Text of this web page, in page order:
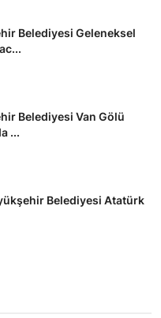
Belediyesi Geleneksel
Belediyesi Van Gölü
...
Belediyesi Atatürk